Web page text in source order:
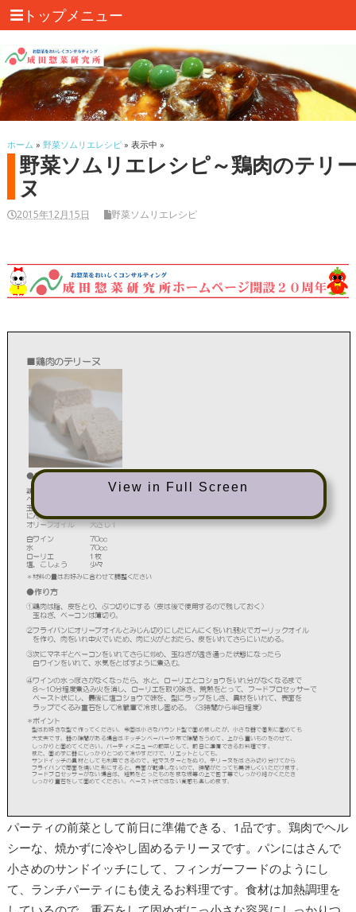
トップメニュー
ホーム » 野菜ソムリエレシピ» 表示中 »
野菜ソムリエレシピ～鶏肉のテリ
ヌ
2015年12月15日 野菜ソムリエレシピ
View in Full Screen
パーティの前菜として前日に準備できる、1品です。鶏肉でヘル
シーな、焼かずに冷やし固めるテリーヌです。パンにはさんで
小さめのサンドイッチにして、フィンガーフードのようにし
て、ランチパーティにも使えるお料理です。食材は加熱調理を